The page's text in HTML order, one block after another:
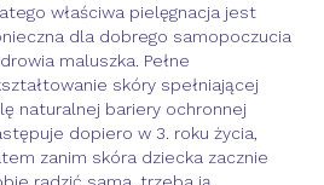
właściwa pielęgnacja jest
dla dobrego samopoczucia
maluszka. Pełne
skóry spełniającej
naturalnej bariery ochronnej
dopiero w 3. roku życia,
zanim skóra dziecka zacznie